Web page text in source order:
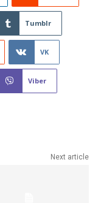
Tumblr
VK
Viber
Next article